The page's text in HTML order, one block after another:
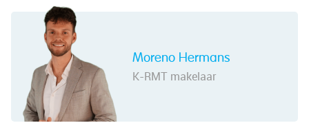
Moreno Hermans
K-RMT makelaar